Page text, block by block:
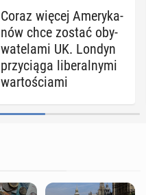
Coraz więcej Ame­ry­ka­
nów chce zostać oby­
wa­te­la­mi UK. Londyn
przy­cią­ga li­be­ral­ny­mi
war­to­ścia­mi